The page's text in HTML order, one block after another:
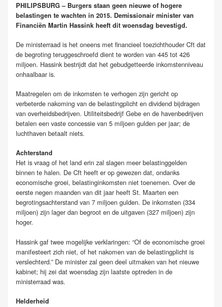
PHILIPSBURG – Burgers staan geen nieuwe of hogere
belastingen te wachten in 2015. Demissionair minister van
Financiën Martin Hassink heeft dit woensdag bevestigd.
De ministerraad is het oneens met financieel toezichthouder Cft dat
de begroting teruggeschroefd dient te worden van 445 tot 426
miljoen. Hassink bestrijdt dat het gebudgetteerde inkomstenniveau
onhaalbaar is.
Maatregelen om de inkomsten te verhogen zijn gericht op
verbeterde nakoming van de belastingplicht en dividend bijdragen
van overheidsbedrijven. Utiliteitsbedrijf Gebe en de havenbedrijven
betalen een vaste concessie van 5 miljoen gulden per jaar; de
luchthaven betaalt niets.
Achterstand
Het is vraag of het land erin zal slagen meer belastinggelden
binnen te halen. De Cft heeft er op gewezen dat, ondanks
economische groei, belastinginkomsten niet toenemen. Over de
eerste negen maanden van dit jaar heeft St. Maarten een
begrotingsachterstand van 7 miljoen gulden. De inkomsten (334
miljoen) zijn lager dan begroot en de uitgaven (327 miljoen) zijn
hoger.
Hassink gaf twee mogelijke verklaringen: “Of de economische groei
manifesteert zich niet, of het nakomen van de belastingplicht is
verslechterd.” De minister zal geen deel uitmaken van het nieuwe
kabinet; hij zei dat woensdag zijn laatste optreden in de
ministerraad was.
Helderheid